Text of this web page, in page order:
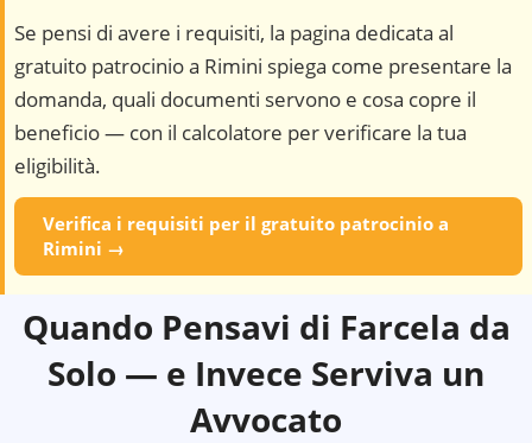
Se pensi di avere i requisiti, la pagina dedicata al
gratuito patrocinio a Rimini spiega come presentare la
domanda, quali documenti servono e cosa copre il
beneficio — con il calcolatore per verificare la tua
eligibilità.
Verifica i requisiti per il gratuito patrocinio a
Rimini →
Quando Pensavi di Farcela da
Solo — e Invece Serviva un
Avvocato